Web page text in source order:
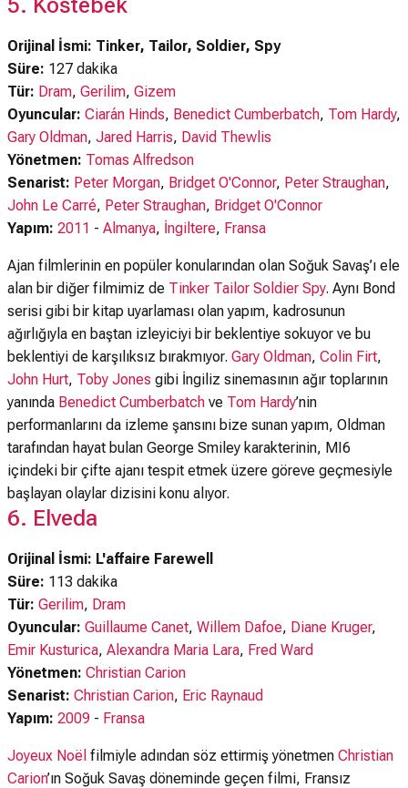
5. Köstebek
Orijinal İsmi: Tinker, Tailor, Soldier, Spy
Süre: 127 dakika
Tür: Dram, Gerilim, Gizem
Oyuncular: Ciarán Hinds, Benedict Cumberbatch, Tom Hardy,
Gary Oldman, Jared Harris, David Thewlis
Yönetmen: Tomas Alfredson
Senarist: Peter Morgan, Bridget O'Connor, Peter Straughan,
John Le Carré, Peter Straughan, Bridget O'Connor
Yapım: 2011 - Almanya, İngiltere, Fransa
Ajan filmlerinin en popüler konularından olan Soğuk Savaş’ı ele
alan bir diğer filmimiz de Tinker Tailor Soldier Spy. Aynı Bond
serisi gibi bir kitap uyarlaması olan yapım, kadrosunun
ağırlığıyla en baştan izleyiciyi bir beklentiye sokuyor ve bu
beklentiyi de karşılıksız bırakmıyor. Gary Oldman, Colin Firt,
John Hurt, Toby Jones gibi İngiliz sinemasının ağır toplarının
yanında Benedict Cumberbatch ve Tom Hardy’nin
performanlarını da izleme şansını bize sunan yapım, Oldman
tarafından hayat bulan George Smiley karakterinin, MI6
içindeki bir çifte ajanı tespit etmek üzere göreve geçmesiyle
başlayan olaylar dizisini konu alıyor.
6. Elveda
Orijinal İsmi: L'affaire Farewell
Süre: 113 dakika
Tür: Gerilim, Dram
Oyuncular: Guillaume Canet, Willem Dafoe, Diane Kruger,
Emir Kusturica, Alexandra Maria Lara, Fred Ward
Yönetmen: Christian Carion
Senarist: Christian Carion, Eric Raynaud
Yapım: 2009 - Fransa
Joyeux Noël filmiyle adından söz ettirmiş yönetmen Christian
Carion’ın Soğuk Savaş döneminde geçen filmi, Fransız